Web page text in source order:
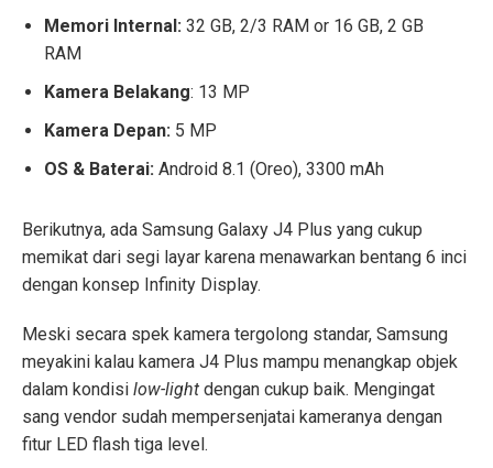
Memori Internal: 32 GB, 2/3 RAM or 16 GB, 2 GB
RAM
Kamera Belakang: 13 MP
Kamera Depan: 5 MP
OS & Baterai: Android 8.1 (Oreo), 3300 mAh
Berikutnya, ada Samsung Galaxy J4 Plus yang cukup
memikat dari segi layar karena menawarkan bentang 6 inci
dengan konsep Infinity Display.
Meski secara spek kamera tergolong standar, Samsung
meyakini kalau kamera J4 Plus mampu menangkap objek
dalam kondisi low-light dengan cukup baik. Mengingat
sang vendor sudah mempersenjatai kameranya dengan
fitur LED flash tiga level.